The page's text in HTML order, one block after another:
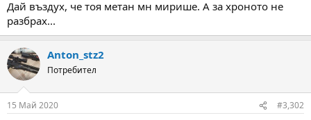
а
т
а
а
Дай въздух, че тоя метан мн мирише. А за хроното не
разбрах...
Anton_stz2
Потребител
15 Май 2020 #3,302